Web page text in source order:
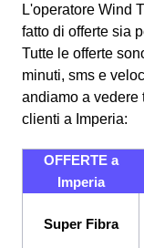
L'operatore Wind
fatto di offerte sia
Tutte le offerte
minuti, sms e
andiamo a vedere
clienti a Imperia:
OFFERTE a
Imperia
Super Fibra